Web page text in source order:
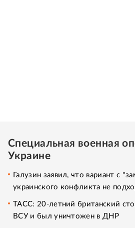
Специальная военная
Украине
Галузин заявил, что вариант с
украинского конфликта не
ТАСС: 20-летний британский
ВСУ и был уничтожен в ДНР